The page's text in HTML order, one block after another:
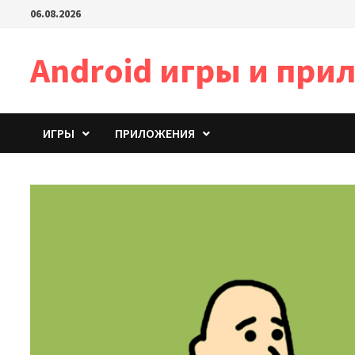
Перейти06.08.2026
Android игры и
ИГРЫ ПРИЛОЖЕНИЯ